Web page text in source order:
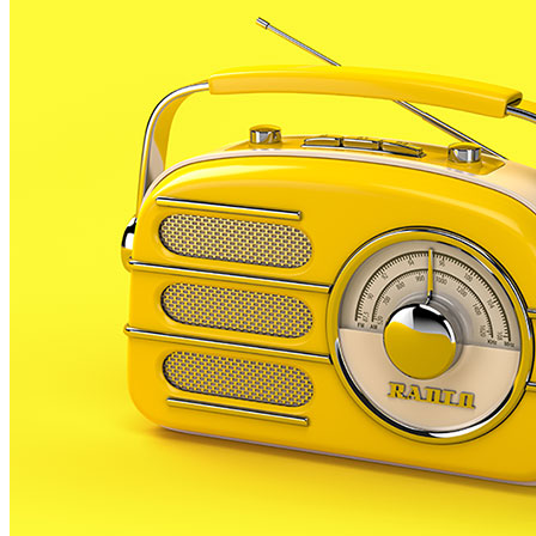
El femení no va fallar a casa contra el Llagostera, 53
les primeres classificades, el Lloret.
La propera jornada jugaran a la pista del Torroella,
Els cadets no van poder amb l’Anglès al Palauet
del Sils, 12ns a la taula.
A partir d’ara no et perdis res. Rep
SUBSCRIURE’M
És tendència ara